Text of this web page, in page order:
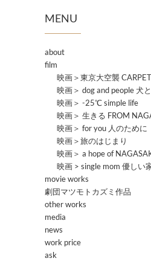
MENU
about
film
映画＞東京大空襲
映画＞ dog and people 犬
映画＞ -25℃ simple life
映画＞ 生きる FROM
映画＞ for you 人のために
映画＞旅のはじまり
映画＞ a hope of
映画 > single mom 優しい
movie works
劇団マツモトカズミ作品
other works
media
news
work price
ask